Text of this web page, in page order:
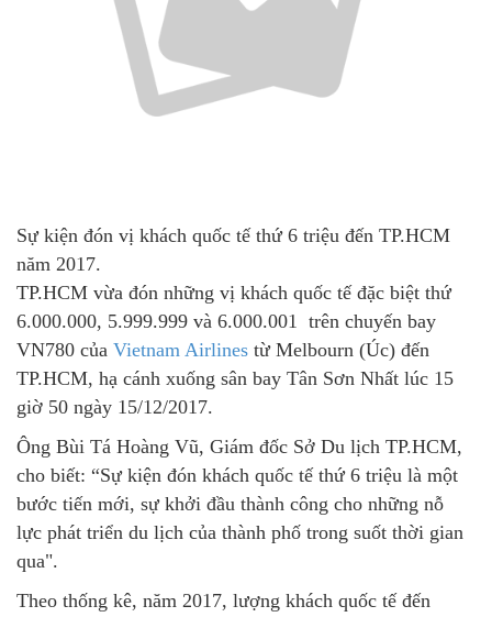
Sự kiện đón vị khách quốc tế thứ 6 triệu đến TP.HCM
năm 2017.
TP.HCM vừa đón những vị khách quốc tế đặc biệt thứ
6.000.000, 5.999.999 và 6.000.001 trên chuyến bay
VN780 của Vietnam Airlines từ Melbourn (Úc) đến
TP.HCM, hạ cánh xuống sân bay Tân Sơn Nhất lúc 15
giờ 50 ngày 15/12/2017.
Ông Bùi Tá Hoàng Vũ, Giám đốc Sở Du lịch TP.HCM,
cho biết: “Sự kiện đón khách quốc tế thứ 6 triệu là một
bước tiến mới, sự khởi đầu thành công cho những nỗ
lực phát triển du lịch của thành phố trong suốt thời gian
qua".
Theo thống kê, năm 2017, lượng khách quốc tế đến